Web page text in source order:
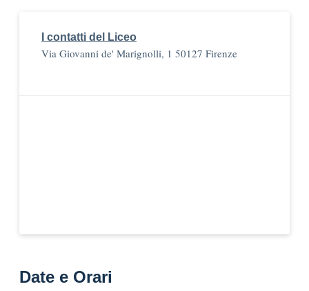
I contatti del Liceo
Via Giovanni de' Marignolli, 1 50127 Firenze
Date e Orari